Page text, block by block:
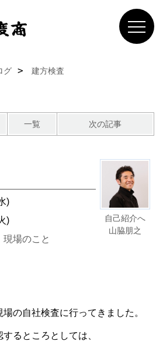
グ 建方検査
一覧 次の記事
自己紹介へ
山脇朋之
)
)
現場のこと
の自社検査に行ってきました。
るところとしては、